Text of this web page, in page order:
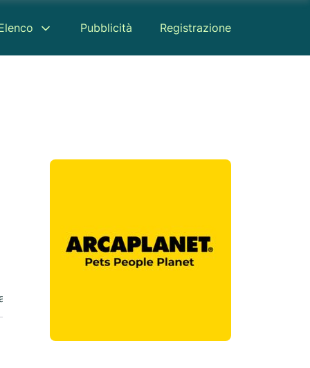
Pubblicità Registrazione